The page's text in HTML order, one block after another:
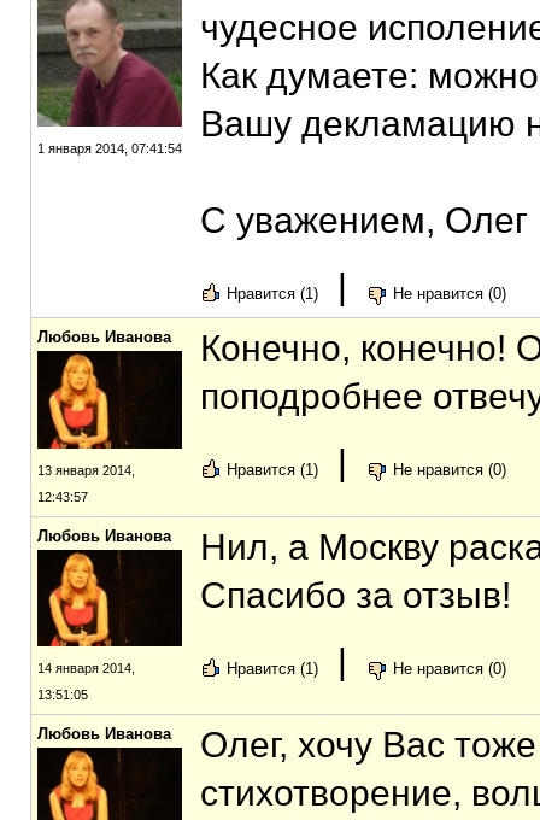
1 января 2014, 07:41:54
чудесное
Как думаете:
Вашу декламацию
С уважением, Олег
Нравится (1) | Не нравится (0)
Любовь Иванова
13 января 2014,
12:43:57
Конечно, конечно!
поподробнее
Нравится (1) | Не нравится (0)
Любовь Иванова
14 января 2014,
13:51:05
Нил, а Москву
Спасибо за отзыв!
Нравится (1) | Не нравится (0)
Любовь Иванова
Олег, хочу Вас
стихотворение,